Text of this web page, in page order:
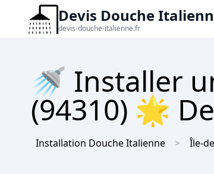
Devis Douche
devis-douche-italienne.fr
🚿 Installer
(94310) 🌟
Installation Douche Italienne Île-